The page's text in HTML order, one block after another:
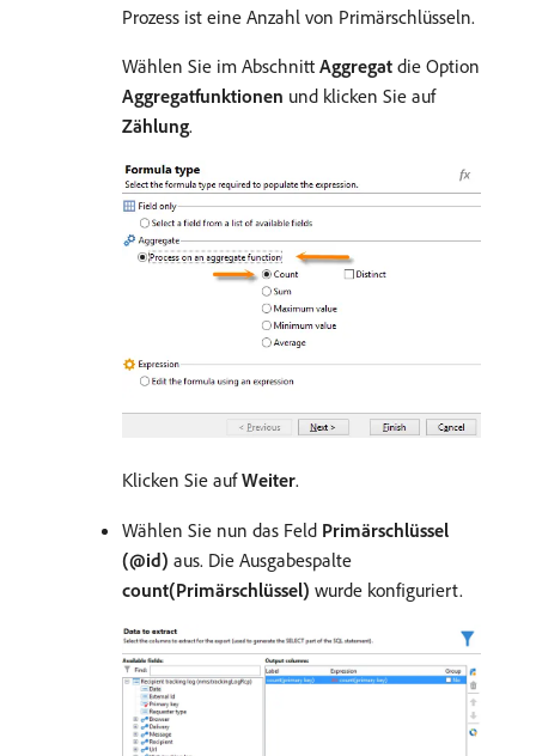
Prozess ist eine Anzahl von Primärschlüsseln.
Wählen Sie im Abschnitt Aggregat die Option
Aggregatfunktionen und klicken Sie auf
Zählung.
Klicken Sie aufWeiter.
Wählen Sie nun das Feld Primärschlüssel
(@id) aus. Die Ausgabespalte
count(Primärschlüssel) wurde konfiguriert.